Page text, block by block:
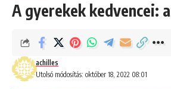
A gyerekek kedvencei:
Utolsó módosítás: október 18, 2022 08:01
achilles